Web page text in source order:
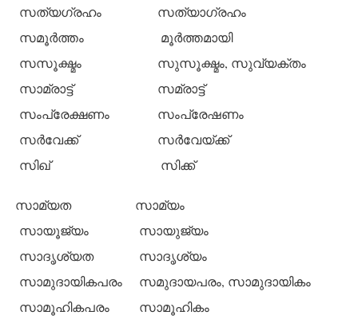
സത്യഗ്രഹം
സത്യാഗ്രഹം
സമൂര്‍ത്തം
മൂര്‍ത്തമായി
സസൂക്ഷ്മം
സുസൂക്ഷ്മം, സുവ്യക്തം
സാമ്രാട്ട്
സമ്രാട്ട്
സംപ്രേക്ഷണം
സംപ്രേഷണം
സര്‍വേക്ക്
സര്‍വേയ്ക്ക്
സിഖ്
സിക്ക്
സാമ്യത
സാമ്യം
സായൂജ്യം
സായുജ്യം
സാദൃശ്യത
സാദൃശ്യം
സാമുദായികപരം
സമുദായപരം, സാമുദായികം
സാമൂഹികപരം
സാമൂഹികം